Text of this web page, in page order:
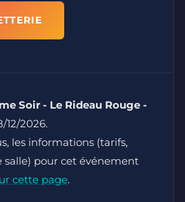
Soir - Le Rideau Rouge -
12/2026.
les informations (tarifs,
salle) pour cet événement
cette page.